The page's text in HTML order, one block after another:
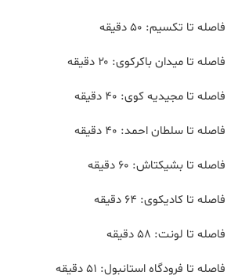
فاصله تا تکسیم: ۵۰ دقیقه
فاصله تا میدان باکرکوی: ۲۰ دقیقه
فاصله تا مجیدیه کوی: ۴۰ دقیقه
فاصله تا سلطان احمد: ۴۰ دقیقه
فاصله تا بشیکتاش: ۶۰ دقیقه
فاصله تا کادیکوی: ۶۴ دقیقه
فاصله تا لونت: ۵۸ دقیقه
فاصله تا فرودگاه استانبول: ۵۱ دقیقه